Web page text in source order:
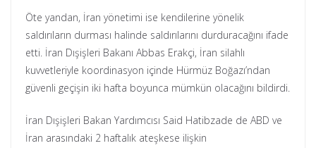
Öte yandan, İran yönetimi ise kendilerine yönelik
saldırıların durması halinde saldırılarını durduracağını ifade
etti. İran Dışişleri Bakanı Abbas Erakçi, İran silahlı
kuvvetleriyle koordinasyon içinde Hürmüz Boğazı’ndan
güvenli geçişin iki hafta boyunca mümkün olacağını bildirdi.
İran Dışişleri Bakan Yardımcısı Said Hatibzade de ABD ve
İran arasındaki 2 haftalık ateşkese ilişkin